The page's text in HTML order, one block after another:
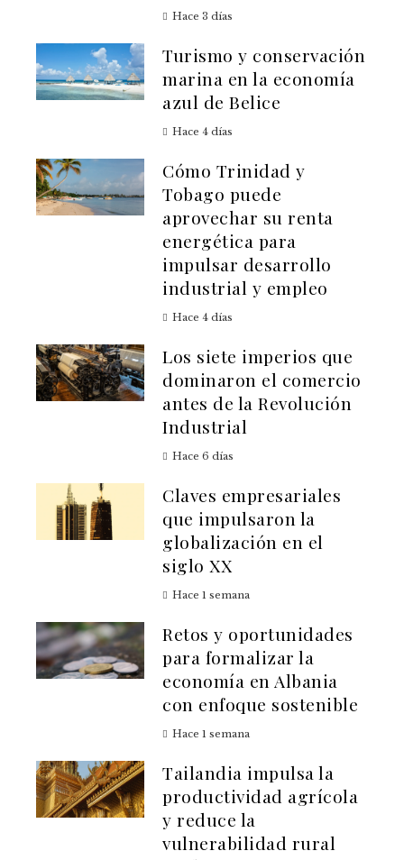
Hace 3 días
Turismo y conservación
marina en la economía
azul de Belice
Hace 4 días
Cómo Trinidad y
Tobago puede
aprovechar su renta
energética para
impulsar desarrollo
industrial y empleo
Hace 4 días
Los siete imperios que
dominaron el comercio
antes de la Revolución
Industrial
Hace 6 días
Claves empresariales
que impulsaron la
globalización en el
siglo XX
Hace 1 semana
Retos y oportunidades
para formalizar la
economía en Albania
con enfoque sostenible
Hace 1 semana
Tailandia impulsa la
productividad agrícola
y reduce la
vulnerabilidad rural